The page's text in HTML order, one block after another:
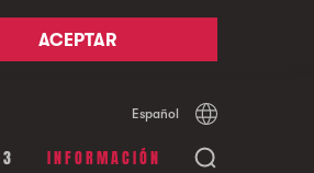
ACEPTAR
Español Català
INFORMACIÓN